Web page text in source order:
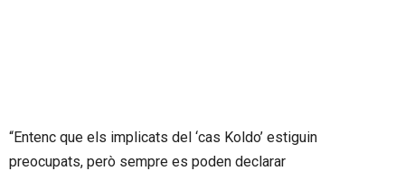
“Entenc que els implicats del ‘cas Koldo’ estiguin
preocupats, però sempre es poden declarar